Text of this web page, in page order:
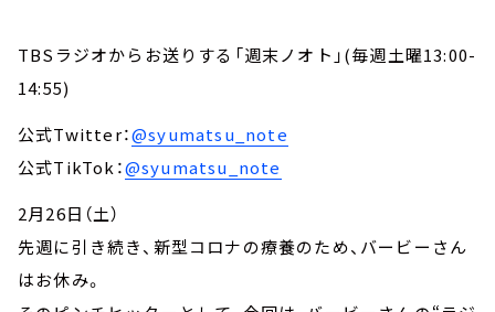
TBSラジオからお送りする「週末ノオト」(毎週土曜13:00-
14:55)
公式Twitter：@syumatsu_note
公式TikTok：@syumatsu_note
2月26日（土）
先週に引き続き、新型コロナの療養のため、バービーさん
はお休み。